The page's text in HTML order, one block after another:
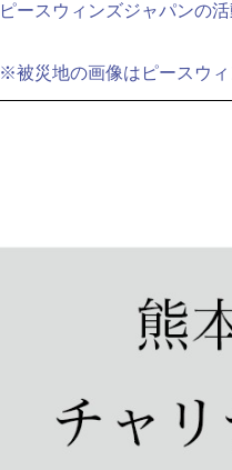
ピースウィンズジャパンの活
※被災地の画像はピースウ